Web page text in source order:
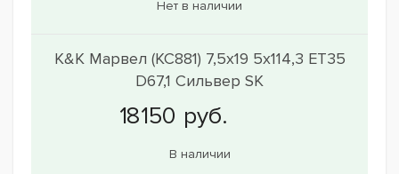
Нет в наличии
K&K Марвел (КС881) 7,5x19 5x114,3 ET35
D67,1 Сильвер SK
В наличии